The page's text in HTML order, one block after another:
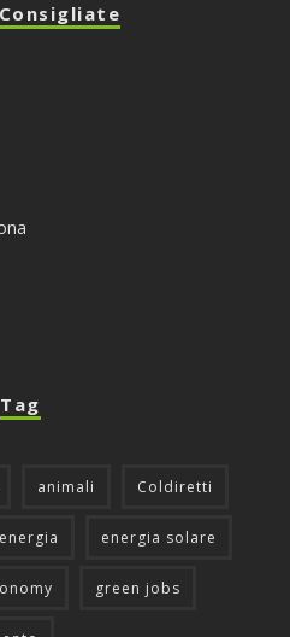
Tag
animali Coldiretti
energia energia solare
green jobs